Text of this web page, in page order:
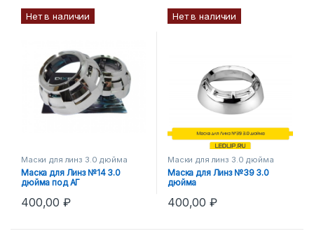
Нет в наличии
Маски для линз 3.0 дюйма
Маска для Линз №14 3.0
дюйма под АГ
400,00₽
Нет в наличии
Маски для линз 3.0 дюйма
Маска для Линз №39 3.0
дюйма
400,00₽